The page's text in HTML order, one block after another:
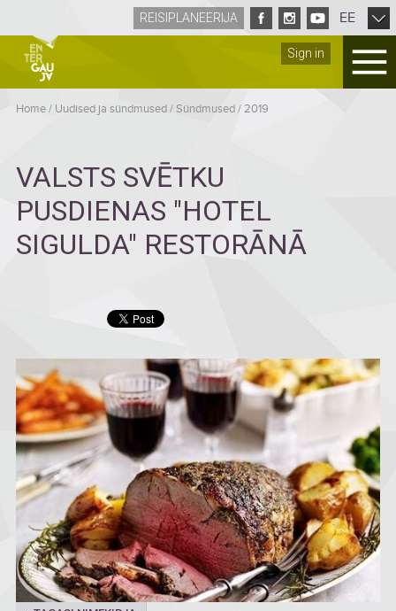
Sign in
REISIPLANEERIJA EE
Home/ Uudised ja sündmused/Sündmused/2019
VALSTS SVĒTKU
PUSDIENAS "HOTEL
SIGULDA" RESTORĀNĀ